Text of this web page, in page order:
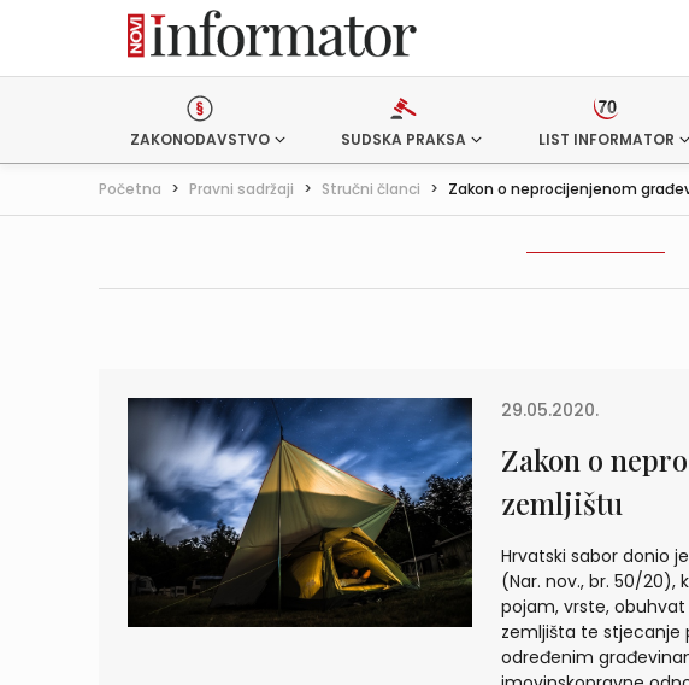
ZAKONODAVSTVO SUDSKA PRAKSA LIST INFORMATOR
Početna > Pravni sadržaji > Stručni članci > Zakon o neprocijenjenom
29.05.2020.
Zakon o
zemljištu
Hrvatski sabor donio
(Nar. nov., br. 50/20),
pojam, vrste,
zemljišta te stjecanje
određenim